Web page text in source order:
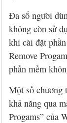
Đa số người
không còn sử
khi cài đặt
Remove
phần mềm
Một số chương
khả năng qua
Progams” của